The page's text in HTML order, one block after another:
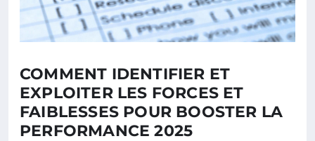
COMMENT IDENTIFIER ET
EXPLOITER LES FORCES ET
FAIBLESSES POUR BOOSTER LA
PERFORMANCE 2025